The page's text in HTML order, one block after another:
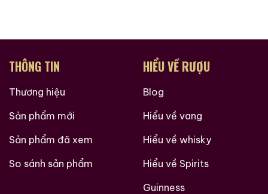
THÔNG TIN
Thương hiệu
Sản phẩm mới
Sản phẩm đã xem
So sánh sản phẩm
HIỂU VỀ RƯỢU
Blog
Hiểu về vang
Hiểu về whisky
Hiểu về Spirits
Guinness